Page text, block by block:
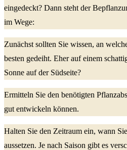
eingedeckt? Dann steht der
im Wege:
Zunächst sollten Sie wissen, an
besten gedeiht. Eher auf einem
Sonne auf der Südseite?
Ermitteln Sie den benötigten
gut entwickeln können.
Halten Sie den Zeitraum ein, wann
aussetzen. Je nach Saison gibt es